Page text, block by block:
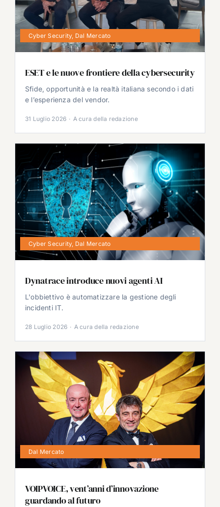
Cyber Security, Dal Mercato
ESET e le nuove frontiere della cybersecurity
Sfide, opportunità e la realtà italiana secondo i dati
e l’esperienza del vendor.
31 Luglio 2026 · A cura della redazione
Cyber Security, Dal Mercato
Dynatrace introduce nuovi agenti AI
L'obbiettivo è automatizzare la gestione degli
incidenti IT.
28 Luglio 2026 · A cura della redazione
Dal Mercato
VOIPVOICE, vent’anni d’innovazione
guardando al futuro